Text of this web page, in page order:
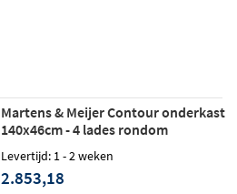
Martens & Meijer Contour onderkast
140x46cm - 4 lades rondom
contouren - chocolate oak
Levertijd: 1 - 2 weken
2.853,18